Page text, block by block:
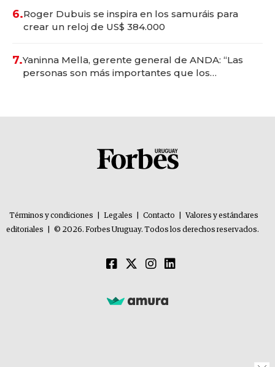
6.Roger Dubuis se inspira en los samuráis para
crear un reloj de US$ 384.000
7.Yaninna Mella, gerente general de ANDA: “Las
personas son más importantes que los
Términos y condiciones Legales Contacto
Valores y estándares
editoriales
© 2026. Forbes Uruguay. Todos los derechos reservados.